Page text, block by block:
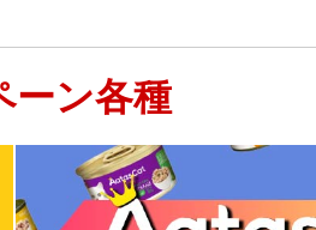
ーン各種